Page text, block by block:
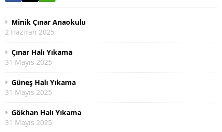
Minik Çınar Anaokulu
2 Haziran 2025
Çınar Halı Yıkama
31 Mayıs 2025
Güneş Halı Yıkama
31 Mayıs 2025
Gökhan Halı Yıkama
31 Mayıs 2025